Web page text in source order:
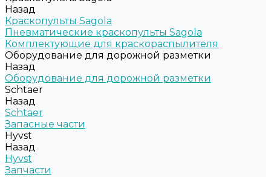
Назад
Краскопульты Sagola
Пневматические краскопульты Sagola
Комплектующие для краскораспылителя
Оборудование для дорожной разметки
Назад
Оборудование для дорожной разметки
Schtaer
Назад
Schtaer
Запасные части
Hyvst
Назад
Hyvst
Запчасти